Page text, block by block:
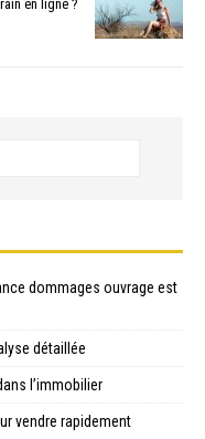
en ligne ?
dommages ouvrage est
détaillée
l’immobilier
vendre rapidement